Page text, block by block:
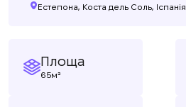
Естепона, Коста дель Соль, Іспанія
Площа
65м²